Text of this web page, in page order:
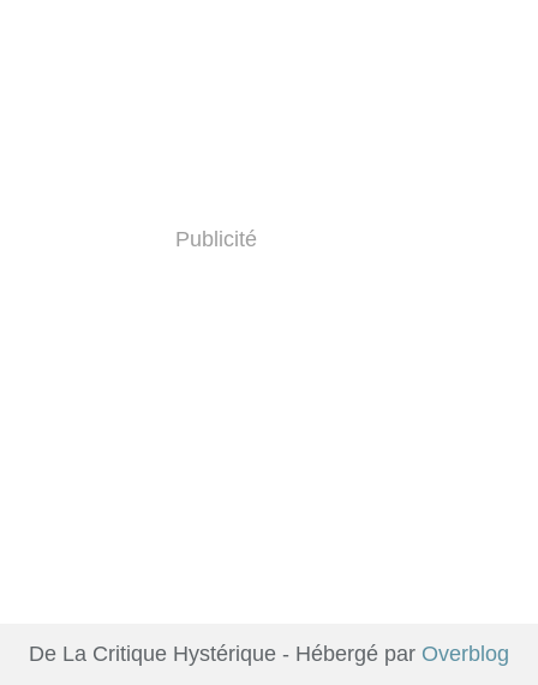
Publicité
De La Critique Hystérique - Hébergé par Overblog